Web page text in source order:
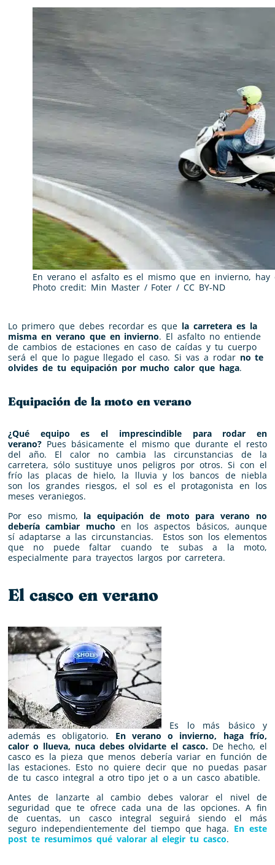
En verano el asfalto es el mismo que en invierno,
Photo credit: Min Master / Foter / CC BY-ND
Lo primero que debes recordar es que la carretera es la
misma en verano que en invierno. El asfalto no entiende
de cambios de estaciones en caso de caídas y tu cuerpo
será el que lo pague llegado el caso. Si vas a rodar no te
olvides de tu equipación por mucho calor que haga.
Equipación de la moto en verano
¿Qué equipo es el imprescindible para rodar en
verano? Pues básicamente el mismo que durante el resto
del año. El calor no cambia las circunstancias de la
carretera, sólo sustituye unos peligros por otros. Si con el
frío las placas de hielo, la lluvia y los bancos de niebla
son los grandes riesgos, el sol es el protagonista en los
meses veraniegos.
Por eso mismo, la equipación de moto para verano no
debería cambiar mucho en los aspectos básicos, aunque
sí adaptarse a las circunstancias. Estos son los elementos
que no puede faltar cuando te subas a la moto,
especialmente para trayectos largos por carretera.
El casco en verano
Es lo más básico y
además es obligatorio. En verano o invierno, haga frío,
calor o llueva, nuca debes olvidarte el casco. De hecho, el
casco es la pieza que menos debería variar en función de
las estaciones. Esto no quiere decir que no puedas pasar
de tu casco integral a otro tipo jet o a un casco abatible.
Antes de lanzarte al cambio debes valorar el nivel de
seguridad que te ofrece cada una de las opciones. A fin
de cuentas, un casco integral seguirá siendo el más
seguro independientemente del tiempo que haga. En este
post te resumimos qué valorar al elegir tu casco.